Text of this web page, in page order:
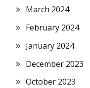
March 2024
February 2024
January 2024
December 2023
October 2023